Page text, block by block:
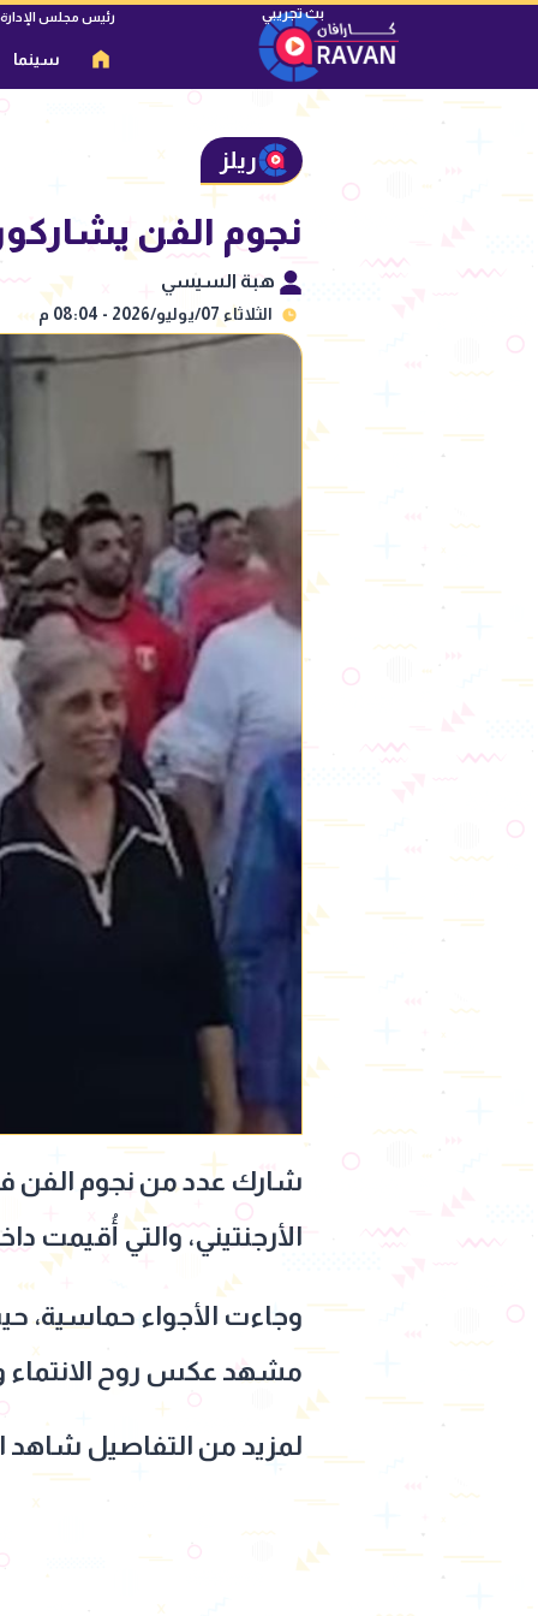
رئيس مجلس الإدارة
سينما
ريلز
نجوم الفن
هبة السيسي
الثلاثاء 07/يوليو/2026 - 08:04 م
شارك عدد من نجوم الفن في
الأرجنتيني، والتي أُقيمت
وجاءت الأجواء حماسية،
مشهد عكس روح الانتماء
لمزيد من التفاصيل شاهد